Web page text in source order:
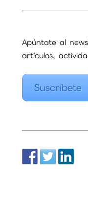
Apúntate al
artículos,
Suscríbete